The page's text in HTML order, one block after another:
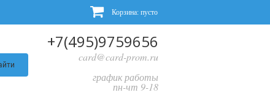
Корзина: пусто
+7(495)9759656
card@card-prom.ru
график работы
пн-чт 9-18